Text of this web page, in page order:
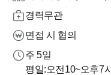
경력무관
면접 시 협의
주 5일
평일:오전10~오후7시